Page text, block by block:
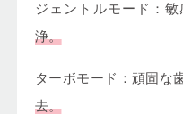
ジェントルモード：敏
浄。
ターボモード：頑固な
去。